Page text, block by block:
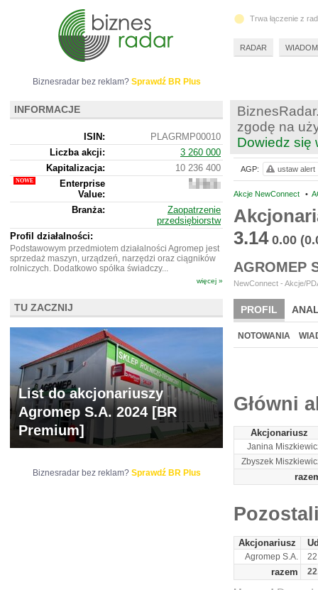
zgodę na
Dowiedz się
Akcje NewConnect •
3.14 0.00
AGROMEP
NewConnect - Akcje/
PROFIL
BR LAB
NOTOWANIA
Główni
Akcjonariusz
Janina
Zbyszek
Akcjonariusz
Agromep S.A.
razem
AGP: ustaw alert
Biznesradar bez reklam? Sprawdź BR Plus
INFORMACJE
ISIN:
PLAGRMP00010
Liczba akcji:
3 260 000
Kapitalizacja:
10 236 400
Enterprise
Value:
13
400
Branża:
Zaopatrzenie
przedsiębiorstw
Profil działalności:
Podstawowym przedmiotem działalności Agromep jest
sprzedaż maszyn, urządzeń, narzędzi oraz ciągników
rolniczych. Dodatkowo spółka świadczy...
więcej »
TU ZACZNIJ
List do akcjonariuszy
Agromep S.A. 2024 [BR
Premium]
Biznesradar bez reklam? Sprawdź BR Plus
Trwa łączenie z
RADAR